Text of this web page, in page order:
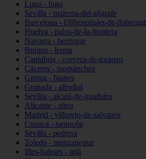
Lugo - lugo
Sevilla - mairena-del-aljarafe
Barcelona - l39hospitalet-de-llobregat
Huelva - palos-de-la-frontera
Navarra - berriozar
Burgos - lerma
Cantabria - corvera-de-toranzo
Cáceres - montánchez
Girona - blanes
Granada - albuñol
Sevilla - alcalá-de-guadaíra
Alicante - altea
Madrid - villarejo-de-salvanés
Cuenca - tarancón
Sevilla - pedrera
Toledo - manzaneque
Illes-balears - artà